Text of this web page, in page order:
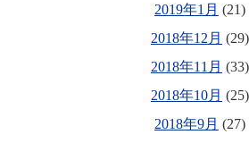
2019年1月 (21)
2018年12月 (29)
2018年11月 (33)
2018年10月 (25)
2018年9月 (27)